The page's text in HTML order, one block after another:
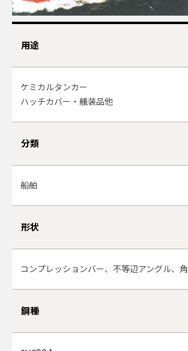
用途
ケミカルタンカー
ハッチカバー・艤装品他
分類
船舶
形状
コンプレッションバー、不等辺アングル、角
鋼種